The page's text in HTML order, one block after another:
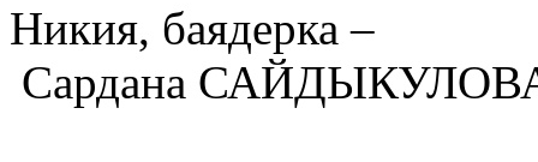
Никия, баядерка –
Сардана